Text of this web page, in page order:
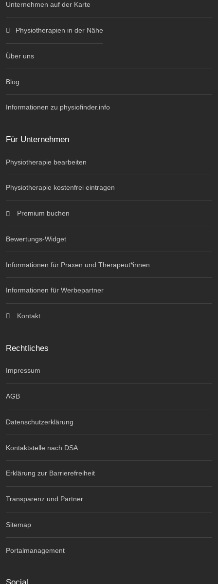
Unternehmen auf der Karte
Physiotherapien in der Nähe
Über uns
Blog
Informationen zu physiofinder.info
Für Unternehmen
Physiotherapie bearbeiten
Physiotherapie kostenfrei eintragen
Premium buchen
Bewertungs-Widget
Informationen für Praxen und Therapeut*innen
Informationen für Werbepartner
Kontakt
Rechtliches
Impressum
AGB
Datenschutzerklärung
Kontaktstelle nach DSA
Erklärung zur Barrierefreiheit
Transparenz und Partner
Sitemap
Portalmanagement